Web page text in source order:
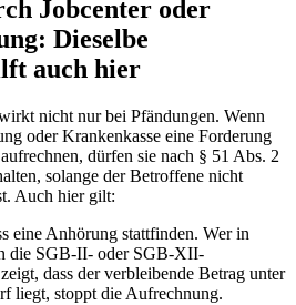
Jobcenter oder
Dieselbe
auch hier
nicht nur bei Pfändungen. Wenn
oder Krankenkasse eine Forderung
dürfen sie nach § 51 Abs. 2
solange der Betroffene nicht
Auch hier gilt:
eine Anhörung stattfinden. Wer in
die SGB-II- oder SGB-XII-
dass der verbleibende Betrag unter
liegt, stoppt die Aufrechnung.